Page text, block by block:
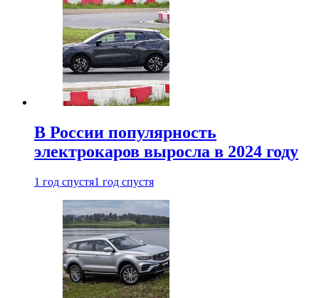
В России популярность
электрокаров выросла в 2024 году
1 год спустя1 год спустя